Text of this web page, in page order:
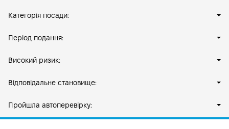
Категорія посади:
Період подання:
Високий ризик:
Відповідальне становище:
Пройшла автоперевірку: